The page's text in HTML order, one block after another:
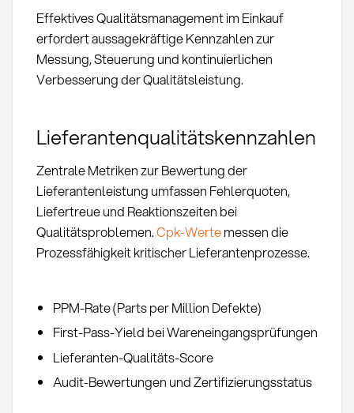
Effektives Qualitätsmanagement im Einkauf
erfordert aussagekräftige Kennzahlen zur
Messung, Steuerung und kontinuierlichen
Verbesserung der Qualitätsleistung.
Lieferantenqualitätskennzahlen
Zentrale Metriken zur Bewertung der
Lieferantenleistung umfassen Fehlerquoten,
Liefertreue und Reaktionszeiten bei
Qualitätsproblemen.Cpk-Wertemessen die
Prozessfähigkeit kritischer Lieferantenprozesse.
PPM-Rate (Parts per Million Defekte)
First-Pass-Yield bei Wareneingangsprüfungen
Lieferanten-Qualitäts-Score
Audit-Bewertungen und Zertifizierungsstatus